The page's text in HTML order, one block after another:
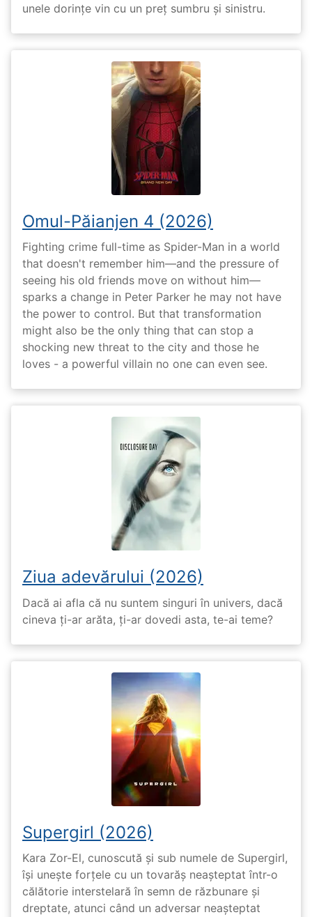
unele dorințe vin cu un preț sumbru și sinistru.
Omul-Păianjen 4 (2026)
Fighting crime full-time as Spider-Man in a world
that doesn't remember him—and the pressure of
seeing his old friends move on without him—
sparks a change in Peter Parker he may not have
the power to control. But that transformation
might also be the only thing that can stop a
shocking new threat to the city and those he
loves - a powerful villain no one can even see.
Ziua adevărului (2026)
Dacă ai afla că nu suntem singuri în univers, dacă
cineva ți-ar arăta, ți-ar dovedi asta, te-ai teme?
Supergirl (2026)
Kara Zor-El, cunoscută și sub numele de Supergirl,
își unește forțele cu un tovarăș neașteptat într-o
călătorie interstelară în semn de răzbunare și
dreptate, atunci când un adversar neașteptat